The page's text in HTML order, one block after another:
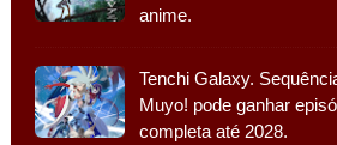
anime.
Tenchi Galaxy.
Muyo! pode ganhar
completa até 2028.